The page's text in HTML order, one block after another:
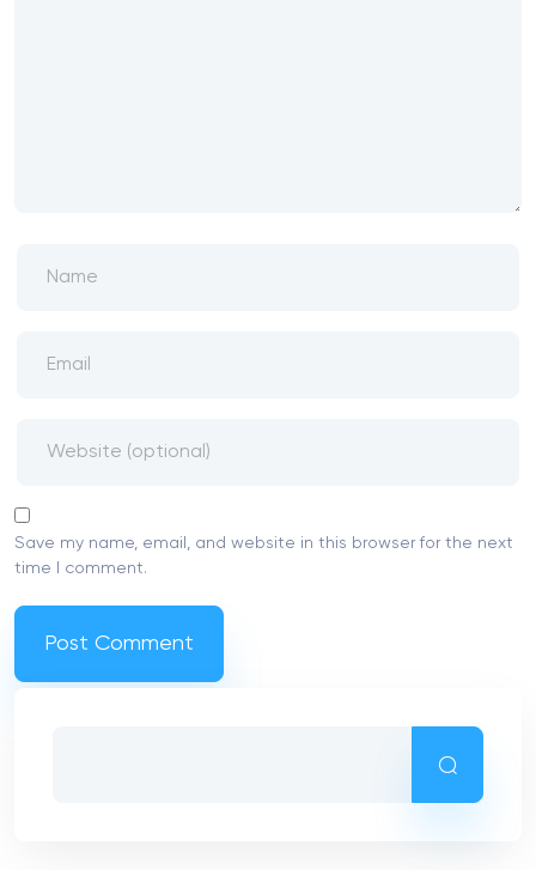
Save my name, email, and website in this browser for the next
time I comment.